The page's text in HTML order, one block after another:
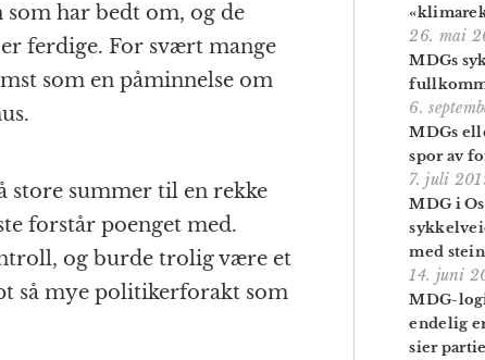
som har bedt om, og de
ferdige. For svært mange
som en påminnelse om
store summer til en rekke
forstår poenget med.
og burde trolig være et
så mye politikerforakt som
26. mai
MDGs
6.
MDGs
spor av
7. juli
MDG i
med stein
14. juni
MDG-
endelig
sier